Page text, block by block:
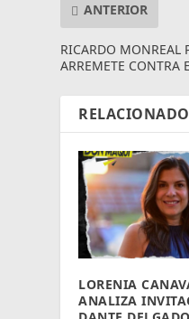
ANTERIOR
RICARDO MONREAL
ARREMETE CONTRA
RELACIONADO
LORENIA
ANALIZA